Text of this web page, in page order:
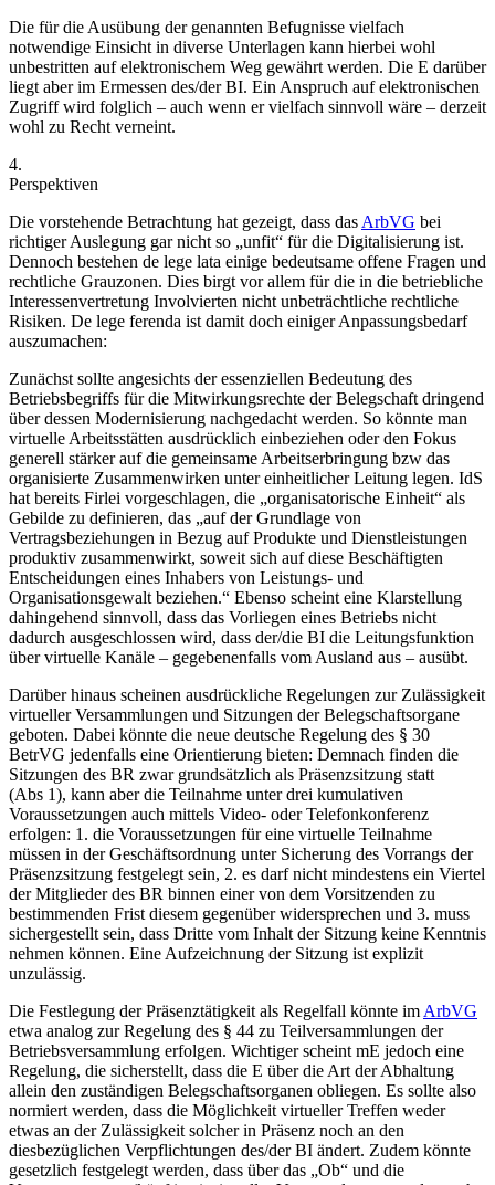
Die für die Ausübung der genannten Befugnisse vielfach
notwendige Einsicht in diverse Unterlagen kann hierbei wohl
unbestritten auf elektronischem Weg gewährt werden. Die E darüber
liegt aber im Ermessen des/der BI. Ein Anspruch auf elektronischen
Zugriff wird folglich – auch wenn er vielfach sinnvoll wäre – derzeit
wohl zu Recht verneint.
4.
Perspektiven
Die vorstehende Betrachtung hat gezeigt, dass das ArbVG bei
richtiger Auslegung gar nicht so „unfit“ für die Digitalisierung ist.
Dennoch bestehen de lege lata einige bedeutsame offene Fragen und
rechtliche Grauzonen. Dies birgt vor allem für die in die betriebliche
Interessenvertretung Involvierten nicht unbeträchtliche rechtliche
Risiken. De lege ferenda ist damit doch einiger Anpassungsbedarf
auszumachen:
Zunächst sollte angesichts der essenziellen Bedeutung des
Betriebsbegriffs für die Mitwirkungsrechte der Belegschaft dringend
über dessen Modernisierung nachgedacht werden. So könnte man
virtuelle Arbeitsstätten ausdrücklich einbeziehen oder den Fokus
generell stärker auf die gemeinsame Arbeitserbringung bzw das
organisierte Zusammenwirken unter einheitlicher Leitung legen. IdS
hat bereits Firlei vorgeschlagen, die „organisatorische Einheit“ als
Gebilde zu definieren, das „auf der Grundlage von
Vertragsbeziehungen in Bezug auf Produkte und Dienstleistungen
produktiv zusammenwirkt, soweit sich auf diese Beschäftigten
Entscheidungen eines Inhabers von Leistungs- und
Organisationsgewalt beziehen.“ Ebenso scheint eine Klarstellung
dahingehend sinnvoll, dass das Vorliegen eines Betriebs nicht
dadurch ausgeschlossen wird, dass der/die BI die Leitungsfunktion
über virtuelle Kanäle – gegebenenfalls vom Ausland aus – ausübt.
Darüber hinaus scheinen ausdrückliche Regelungen zur Zulässigkeit
virtueller Versammlungen und Sitzungen der Belegschaftsorgane
geboten. Dabei könnte die neue deutsche Regelung des § 30
BetrVG jedenfalls eine Orientierung bieten: Demnach finden die
Sitzungen des BR zwar grundsätzlich als Präsenzsitzung statt
(Abs 1), kann aber die Teilnahme unter drei kumulativen
Voraussetzungen auch mittels Video- oder Telefonkonferenz
erfolgen: 1. die Voraussetzungen für eine virtuelle Teilnahme
müssen in der Geschäftsordnung unter Sicherung des Vorrangs der
Präsenzsitzung festgelegt sein, 2. es darf nicht mindestens ein Viertel
der Mitglieder des BR binnen einer von dem Vorsitzenden zu
bestimmenden Frist diesem gegenüber widersprechen und 3. muss
sichergestellt sein, dass Dritte vom Inhalt der Sitzung keine Kenntnis
nehmen können. Eine Aufzeichnung der Sitzung ist explizit
unzulässig.
Die Festlegung der Präsenztätigkeit als Regelfall könnte im ArbVG
etwa analog zur Regelung des § 44 zu Teilversammlungen der
Betriebsversammlung erfolgen. Wichtiger scheint mE jedoch eine
Regelung, die sicherstellt, dass die E über die Art der Abhaltung
allein den zuständigen Belegschaftsorganen obliegen. Es sollte also
normiert werden, dass die Möglichkeit virtueller Treffen weder
etwas an der Zulässigkeit solcher in Präsenz noch an den
diesbezüglichen Verpflichtungen des/der BI ändert. Zudem könnte
gesetzlich festgelegt werden, dass über das „Ob“ und die